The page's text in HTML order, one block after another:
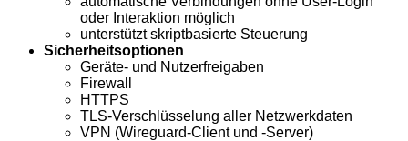
oder Interaktion möglich
unterstützt skriptbasierte Steuerung
Sicherheitsoptionen
Geräte- und Nutzerfreigaben
Firewall
HTTPS
TLS-Verschlüsselung aller Netzwerkdaten
VPN (Wireguard-Client und -Server)